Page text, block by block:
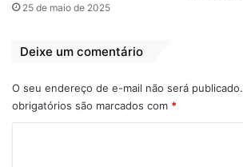
25 de maio de 2025
Deixe um comentário
O seu endereço de e-mail não será publicado.
obrigatórios são marcados com *